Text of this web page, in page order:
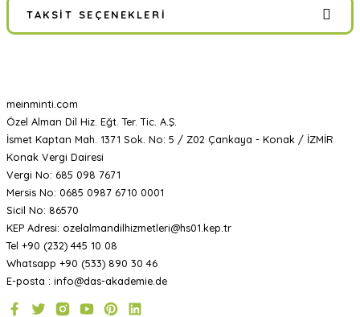
TAKSIT SEÇENEKLERI
meinminti.com
Özel Alman Dil Hiz. Eğt. Ter. Tic. A.Ş.
İsmet Kaptan Mah. 1371 Sok. No: 5 / Z02 Çankaya - Konak / İZMİR
Konak Vergi Dairesi
Vergi No: 685 098 7671
Mersis No: 0685 0987 6710 0001
Sicil No: 86570
KEP Adresi: ozelalmandilhizmetleri@hs01.kep.tr
Tel +90 (232) 445 10 08
Whatsapp +90 (533) 890 30 46
E-posta : info@das-akademie.de